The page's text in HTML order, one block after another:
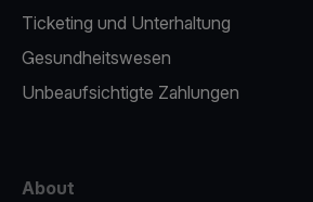
Ticketing und Unterhaltung
Gesundheitswesen
Unbeaufsichtigte Zahlungen
About